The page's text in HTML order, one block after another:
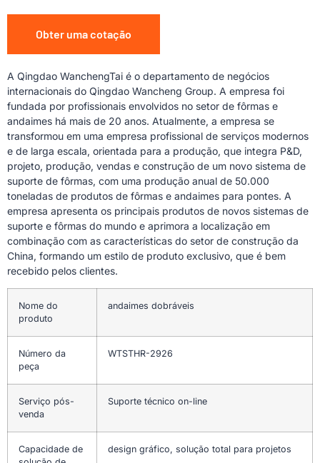
Obter uma cotação
A Qingdao WanchengTai é o departamento de negócios
internacionais do Qingdao Wancheng Group. A empresa foi
fundada por profissionais envolvidos no setor de fôrmas e
andaimes há mais de 20 anos. Atualmente, a empresa se
transformou em uma empresa profissional de serviços modernos
e de larga escala, orientada para a produção, que integra P&D,
projeto, produção, vendas e construção de um novo sistema de
suporte de fôrmas, com uma produção anual de 50.000
toneladas de produtos de fôrmas e andaimes para pontes. A
empresa apresenta os principais produtos de novos sistemas de
suporte e fôrmas do mundo e aprimora a localização em
combinação com as características do setor de construção da
China, formando um estilo de produto exclusivo, que é bem
recebido pelos clientes.
Nome do
produto
andaimes dobráveis
Número da
peça
WTSTHR-2926
Serviço pós-
venda
Suporte técnico on-line
Capacidade de
design gráfico, solução total para projetos